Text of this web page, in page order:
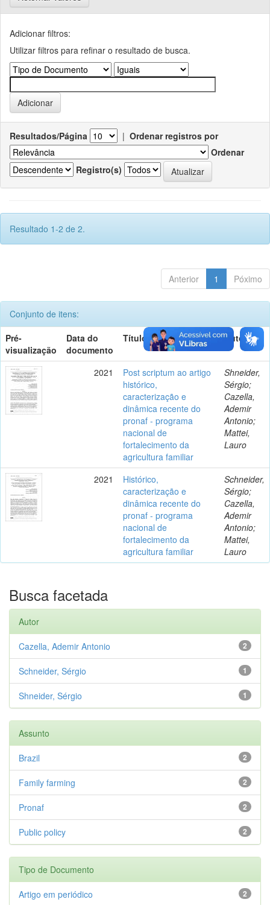
Adicionar filtros:
Utilizar filtros para refinar o resultado de busca.
Resultados/Página | Ordenar registros por
Ordenar
Registro(s)
Resultado 1-2 de 2.
Anterior 1 Póximo
Conjunto de itens:
Pré-
visualização
Data do
documento
Título Autor(es)
2021
Post scriptum ao artigo
histórico,
caracterização e
dinâmica recente do
pronaf - programa
nacional de
fortalecimento da
agricultura familiar
Shneider,
Sérgio;
Cazella,
Ademir
Antonio;
Mattei,
Lauro
2021
Histórico,
caracterização e
dinâmica recente do
pronaf - programa
nacional de
fortalecimento da
agricultura familiar
Schneider,
Sérgio;
Cazella,
Ademir
Antonio;
Mattei,
Lauro
Busca facetada
Autor
2
Cazella, Ademir Antonio
1
Schneider, Sérgio
1
Shneider, Sérgio
Assunto
2
Brazil
2
Family farming
2
Pronaf
2
Public policy
Tipo de Documento
2
Artigo em periódico